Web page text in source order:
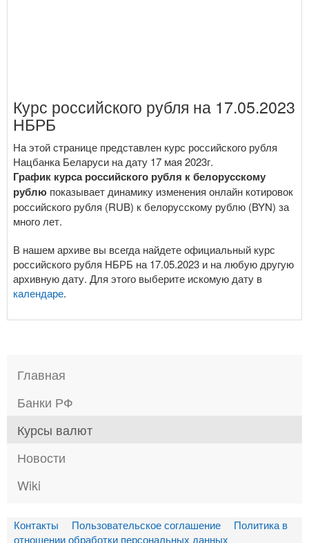
Курс российского рубля на 17.05.2023
НБРБ
На этой странице представлен курс российского рубля
Нацбанка Беларуси на дату 17 мая 2023г.
График курса российского рубля к белорусскому
рублю показывает динамику изменения онлайн котировок
российского рубля (RUB) к белорусскому рублю (BYN) за
много лет.
В нашем архиве вы всегда найдете официальный курс
российского рубля НБРБ на 17.05.2023 и на любую другую
архивную дату. Для этого выберите искомую дату в
календаре.
Главная
Банки РФ
Курсы валют
Новости
Wiki
Контакты Пользовательское соглашение
Политика в
отношении обработки персональных данных